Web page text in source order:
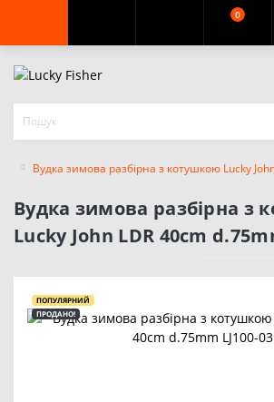
0
Вудка зимова разбірна з котушкою Lucky
Вудка зимова разбірна з
Lucky John LDR 40cm
ПОПУЛЯРНИЙ
ПРОДАНО!